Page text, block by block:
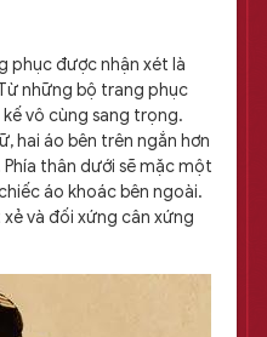
phục được nhận xét là
những bộ trang phục
vô cùng sang trọng.
hai áo bên trên ngắn hơn
thân dưới sẽ mặc một
áo khoác bên ngoài.
và đối xứng cân xứng